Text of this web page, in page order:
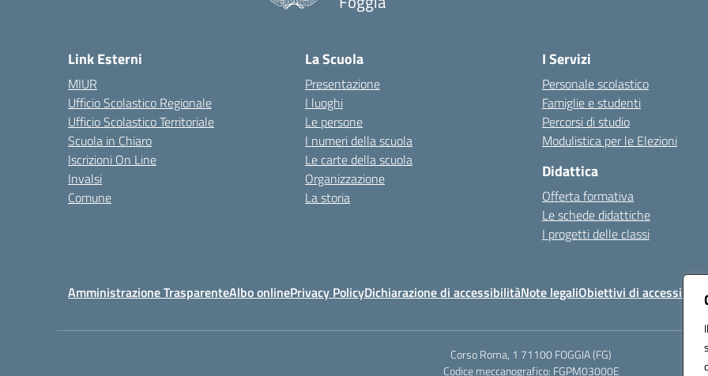
Link Esterni
MIUR
Ufficio Scolastico Regionale
Ufficio Scolastico Territoriale
Scuola in Chiaro
Iscrizioni On Line
Invalsi
Comune
La Scuola
Presentazione
I luoghi
Le persone
I numeri della scuola
Le carte della scuola
Organizzazione
La storia
I Servizi
Personale scolastico
Famiglie e studenti
Percorsi di studio
Modulistica per le Elezioni
Didattica
Offerta formativa
Le schede didattiche
I progetti delle classi
Amministrazione TrasparenteAlbo onlinePrivacy PolicyDichiarazione di accessibilitàNote legaliObiettivi di
Corso Roma, 1 71100 FOGGIA (FG)
Codice meccanografico: FGPM03000E